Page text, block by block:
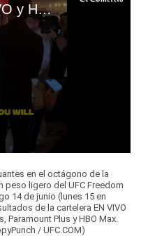
Paramount Plus EN VIVO y HBOX MAX EN DIRECTO: ¿Quién ganó la pelea Ilia Topuria vs. Justin Gaethje por UFC Freedon 250 (Casa Blanca)?
en el octágono de la
peso ligero del UFC Freedom
14 de junio (lunes 15 en
de la cartelera EN VIVO
Paramount Plus y HBO Max.
/ UFC.COM)